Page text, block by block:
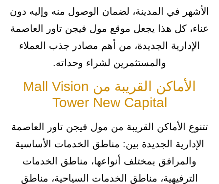
الأشهر في المدينة، لضمان الوصول منه وإليه دون
عناء، كل هذا يجعل موقع مول فيجن تاور العاصمة
الإدارية الجديدة، من أهم مصادر جذب العملاء
والمستثمرين لشراء وحداته.
الأماكن القريبة من Mall Vision
Tower New Capital
تتنوع الأماكن القريبة من مول فيجن تاور العاصمة
الإدارية الجديدة بين: مناطق الخدمات الأساسية
والمرافق بمختلف أنواعها، مناطق الخدمات
الترفيهية، مناطق الخدمات السياحية، مناطق